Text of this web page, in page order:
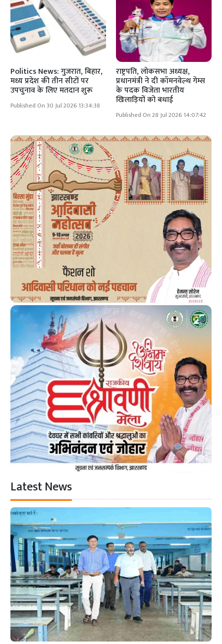
Politics News: गुजरात, बिहार,
मध्य प्रदेश की तीन सीटों पर
उपचुनाव के लिए मतदान शुरू
Published On 30 Jul 2026 13:34:38
राष्ट्रपति, लोकसभा अध्यक्ष,
प्रधानमंत्री ने दी कॉमनवेल्थ गेम्स
के पदक विजेता भारतीय
खिलाड़ियों को बधाई
Published On 28 Jul 2026 14:07:42
Latest News